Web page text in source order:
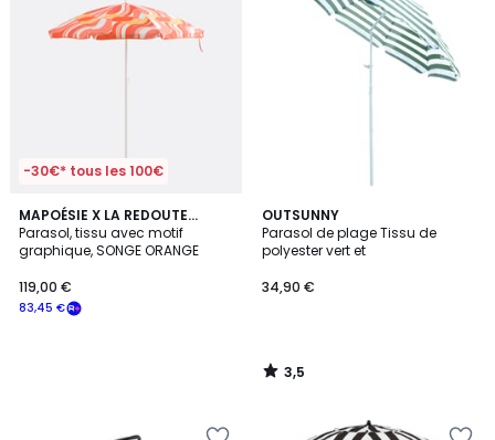
-30€* tous les 100€
MAPOÉSIE X LA REDOUTE
INTÉRIEURS
Parasol, tissu avec motif
graphique, SONGE ORANGE
83,45 €
119,00 €
OUTSUNNY
Parasol de plage Tissu de
polyester vert et
34,90 €
3,5
/ 5
3,5
/